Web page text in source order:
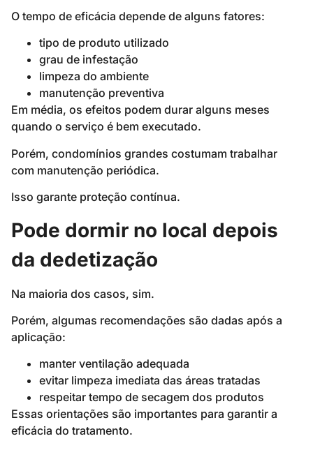
O tempo de eficácia depende de alguns fatores:
tipo de produto utilizado
grau de infestação
limpeza do ambiente
manutenção preventiva
Em média, os efeitos podem durar alguns meses
quando o serviço é bem executado.
Porém, condomínios grandes costumam trabalhar
com manutenção periódica.
Isso garante proteção contínua.
Pode dormir no local depois
da dedetização
Na maioria dos casos, sim.
Porém, algumas recomendações são dadas após a
aplicação:
manter ventilação adequada
evitar limpeza imediata das áreas tratadas
respeitar tempo de secagem dos produtos
Essas orientações são importantes para garantir a
eficácia do tratamento.